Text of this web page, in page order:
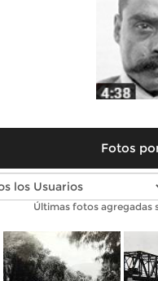
Fotos
Fotos
Últimas fotos agregadas